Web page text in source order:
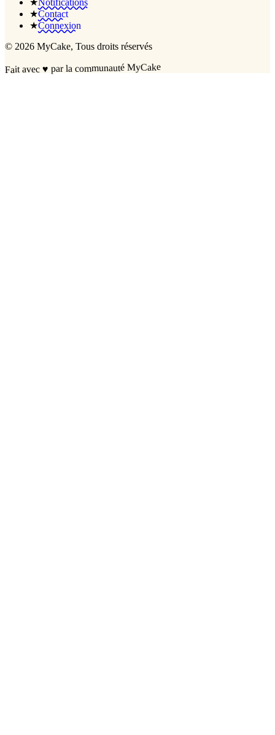
★Contact
★Connexion
© 2026 MyCake, Tous droits réservés
Fait avec♥ par la communauté MyCake